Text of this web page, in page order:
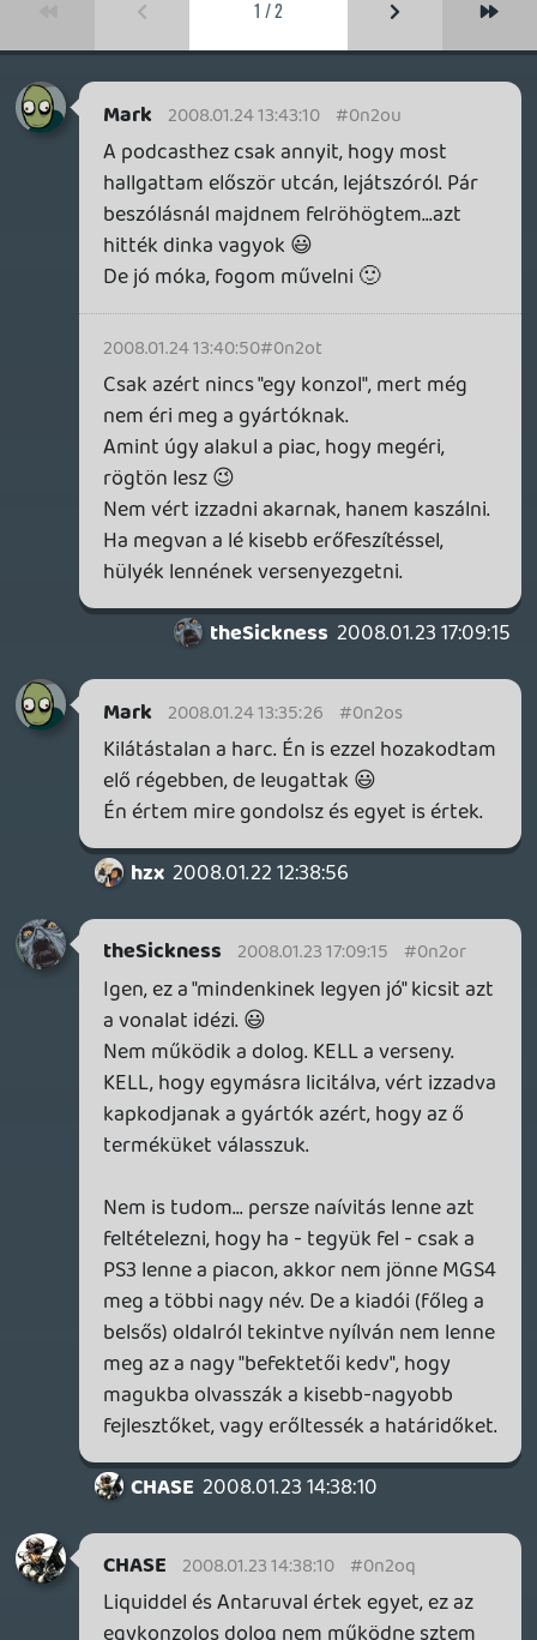
Amint úgy alakul a piac, hogy megéri,
Nem vért izzadni akarnak, hanem kaszálni.
Ha megvan a lé kisebb erőfeszítéssel,
hülyék lennének versenyezgetni.
theSickness 2008.01.23 17:09:15
Mark 2008.01.24 13:35:26 #0n2os
Kilátástalan a harc. Én is ezzel hozakodtam
elő régebben, de leugattak 😃
Én értem mire gondolsz és egyet is értek.
theSickness 2008.01.23 17:09:15 #0n2or
Igen, ez a "mindenkinek legyen jó" kicsit azt
a vonalat idézi. 😃
Nem működik a dolog. KELL a verseny.
KELL, hogy egymásra licitálva, vért izzadva
kapkodjanak a gyártók azért, hogy az ő
terméküket válasszuk.
Nem is tudom... persze naívitás lenne azt
feltételezni, hogy ha - tegyük fel - csak a
PS3 lenne a piacon, akkor nem jönne MGS4
meg a többi nagy név. De a kiadói (főleg a
belsős) oldalról tekintve nyílván nem lenne
meg az a nagy "befektetői kedv", hogy
magukba olvasszák a kisebb-nagyobb
fejlesztőket, vagy erőltessék a határidőket.
CHASE 2008.01.23 14:38:10
CHASE 2008.01.23 14:38:10 #0n2oq
Liquiddel és Antaruval értek egyet, ez az
és mi van akkor, ha valaki kitalálja, hogy
beszáll a bizniszbe és más adathordozót
választ és más image-t? ugyanoda jutnánk
vissza, és rosszabb helyzetből "indulnánk"
ez a dolog teljesen lekorlátozná a konzolok
fejlődését (kicsit kommunista látkép ez
sztem, de ezt csak így halkan teszem
hozzá)
Pedig ha kitalálnád, azzal beírhatnád
magad a történelem könyvekbe 🙂.
hzx 2008.01.23 13:24:44
2008.01.23 13:24:44 #0n2oo
Nem nekem kell kitalálni mindent, majd a
cégek megoldják egymás között. A DVD
Forumhoz hasonlóan szerintem lesz majd
egy Gaming Forum is, és azok majd
kidolgozzák a részleteket. A Live és a PS
Store pedig nem zárja ki egymást, végül is
PC -in is van egy halom digital distribution
stb.
Ryu 2008.01.23 11:33:20 #0n2on